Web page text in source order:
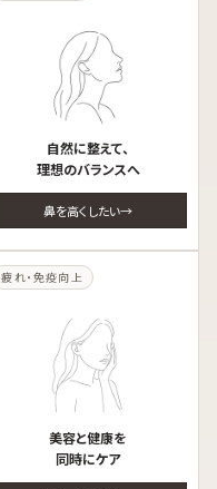
自然に整えて、
理想のバランスへ
鼻を高くしたい
疲れ・免疫向上
美容と健康を
同時にケア